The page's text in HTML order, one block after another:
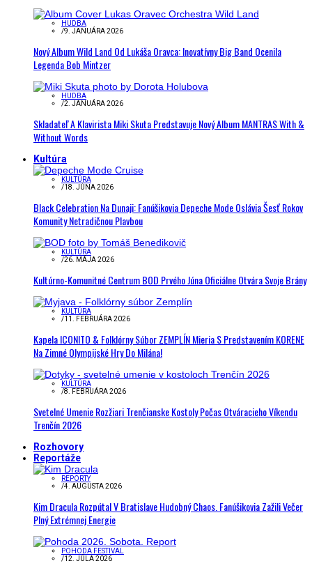
HUDBA
/9. JANUÁRA 2026
Nový Album Wild Land Od Lukáša Oravca: Inovatívny Big Band Ocenila
Legenda Bob Mintzer
HUDBA
/2. JANUÁRA 2026
Skladateľ A Klavirista Miki Skuta Predstavuje Nový Album MANTRAS With &
Without Words
Kultúra
KULTÚRA
/18. JÚNA 2026
Black Celebration Na Dunaji: Fanúšikovia Depeche Mode Oslávia Šesť Rokov
Komunity Netradičnou Plavbou
KULTÚRA
/26. MÁJA 2026
Kultúrno-Komunitné Centrum BOD Prvého Júna Oficiálne Otvára Svoje Brány
KULTÚRA
/11. FEBRUÁRA 2026
Kapela ICONITO & Folklórny Súbor ZEMPLÍN Mieria S Predstavením KORENE
Na Zimné Olympijské Hry Do Milána!
KULTÚRA
/8. FEBRUÁRA 2026
Svetelné Umenie Rozžiari Trenčianske Kostoly Počas Otváracieho Víkendu
Trenčín 2026
Rozhovory
Reportáže
REPORTY
/4. AUGUSTA 2026
Kim Dracula Rozpútal V Bratislave Hudobný Chaos. Fanúšikovia Zažili Večer
Plný Extrémnej Energie
POHODA FESTIVAL
/12. JÚLA 2026